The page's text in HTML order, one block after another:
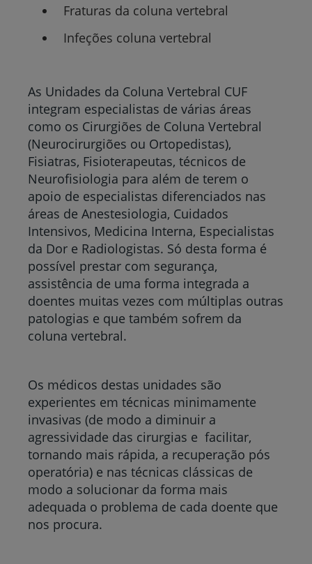
Fraturas da coluna vertebral
Infeções coluna vertebral
As Unidades da Coluna Vertebral CUF
integram especialistas de várias áreas
como os Cirurgiões de Coluna Vertebral
(Neurocirurgiões ou Ortopedistas),
Fisiatras, Fisioterapeutas, técnicos de
Neurofisiologia para além de terem o
apoio de especialistas diferenciados nas
áreas de Anestesiologia, Cuidados
Intensivos, Medicina Interna, Especialistas
da Dor e Radiologistas. Só desta forma é
possível prestar com segurança,
assistência de uma forma integrada a
doentes muitas vezes com múltiplas outras
patologias e que também sofrem da
coluna vertebral.
Os médicos destas unidades são
experientes em técnicas minimamente
invasivas (de modo a diminuir a
agressividade das cirurgias e facilitar,
tornando mais rápida, a recuperação pós
operatória) e nas técnicas clássicas de
modo a solucionar da forma mais
adequada o problema de cada doente que
nos procura.